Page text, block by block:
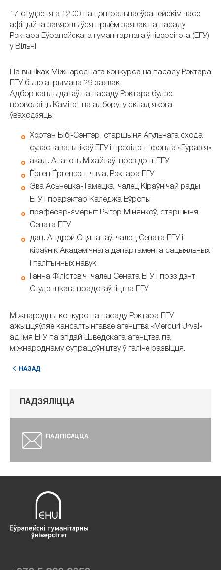
17 студзеня а 12:00 па цэнтральнаеўрапейскім часе
афіцыйна завяршыўся прыём заявак на пасаду
Рэктара Еўрапейскага гуманітарнага ўніверсітэта (ЕГУ)
у Вільні.
Па выніках Міжнароднага конкурса на пасаду Рэктара
ЕГУ было атрымана 29 заявак.
Адбор кандыдатаў на пасаду Рэктара будзе
проводзіць Камітэт на адбору, у склад якога
ўваходзяць:
Хортан Бібі-Сэнтэр, старшыня Агульнага схода
сузаснавальнікаў ЕГУ і прэзідэнт фонда «Еўразія»
акад. Анатоль Міхайлаў, прэзідэнт ЕГУ
Ёрген Ёргенсэн, ч.в.а. Рэктара ЕГУ
Эва Асьнецка-Тамецка, чалец Кіраўнічай рады
ЕГУ і прарэктар Каледжа Еўропы
прафесар-эмерыт Рыгор Мінянкоў, старшыня
Сената ЕГУ
дац. Андрэй Сцяпанаў, чалец Сената ЕГУ і
кіраўнік Акадэмічнага дэпартамента сацыяльных
і палітычных навук
Ганна Філістовіч, чалец Сената ЕГУ і прэзідэнт
Студэнцкага прадстаўніцтва ЕГУ
Міжнародны конкурс на пасаду Рэктара ЕГУ
ажыццяўляе кансалтынгавае агенцтва «Mercuri Urval»
ад імя ЕГУ па эгідай Шведскага агенцтва па
міжнароднаму супрацоўніцтву ў галіне развіцця.
НАЗАД
ПАДЗЯЛІЦЦА
ПАДПІСАЦЦА